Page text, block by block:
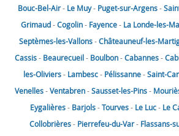
Bouc-Bel-Air- Le Muy- Puget-sur-Argens-
Grimaud-Cogolin- Fayence- La Londe-les-
Septèmes-les-Vallons-Châteauneuf-les-
Cassis- Beaurecueil- Boulbon-Cabannes-
les-Oliviers- Lambesc- Pélissanne-Saint-
Venelles-Ventabren-Sausset-les-Pins-
Eygalières- Barjols-Tourves- Le Luc- Le
Collobrières- Pierrefeu-du-Var- Flassans-